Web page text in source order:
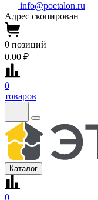
info@poetalon.ru
Адрес скопирован
0 позиций
0.00 ₽
0
товаров
Каталог
0